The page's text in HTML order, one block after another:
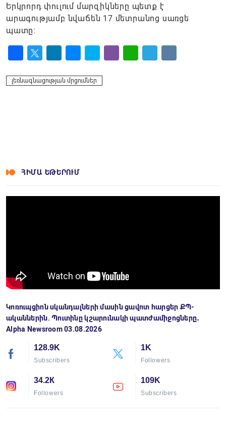
Երկրորդ փուլում մարզիկները պետք է
արագությամբ նվաճեն 17 մետրանոց սառցե
պատը։
լեռնագնացության մրցումներ
ՀԻՄԱ ԵԹԵՐՈՒՄ
Կոռուպցիոն սկանդալների մասին ցավոտ հարցեր ՔՊ-
ականներին. Պուտինը կշարունակի պատժամիջոցները․
Alpha Newsroom 03.08.2026
128.9K
Subscribers
1K
Followers
34.2К
Followers
109K
Subscribers